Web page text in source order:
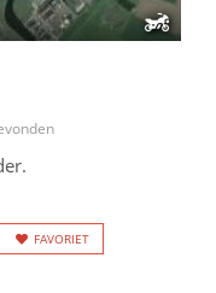
FAVORIET